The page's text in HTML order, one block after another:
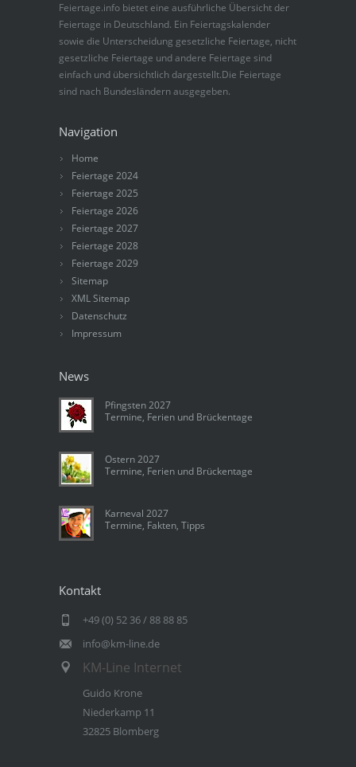
Feiertage.info bietet eine ausführliche Übersicht der
Feiertage in Deutschland. Ein Feiertagskalender
sowie die Unterscheidung gesetzliche Feiertage, nicht
gesetzliche Feiertage und andere Feiertage sind
einfach und übersichtlich dargestellt.Die Feiertage
sind nach Bundesländern ausgegeben.
Navigation
Home
Feiertage 2024
Feiertage 2025
Feiertage 2026
Feiertage 2027
Feiertage 2028
Feiertage 2029
Sitemap
XML Sitemap
Datenschutz
Impressum
News
Pfingsten 2027
Termine, Ferien und Brückentage
Ostern 2027
Termine, Ferien und Brückentage
Karneval 2027
Termine, Fakten, Tipps
Kontakt
+49 (0) 52 36 / 88 88 85
info@km-line.de
KM-Line Internet
Guido Krone
Niederkamp 11
32825 Blomberg